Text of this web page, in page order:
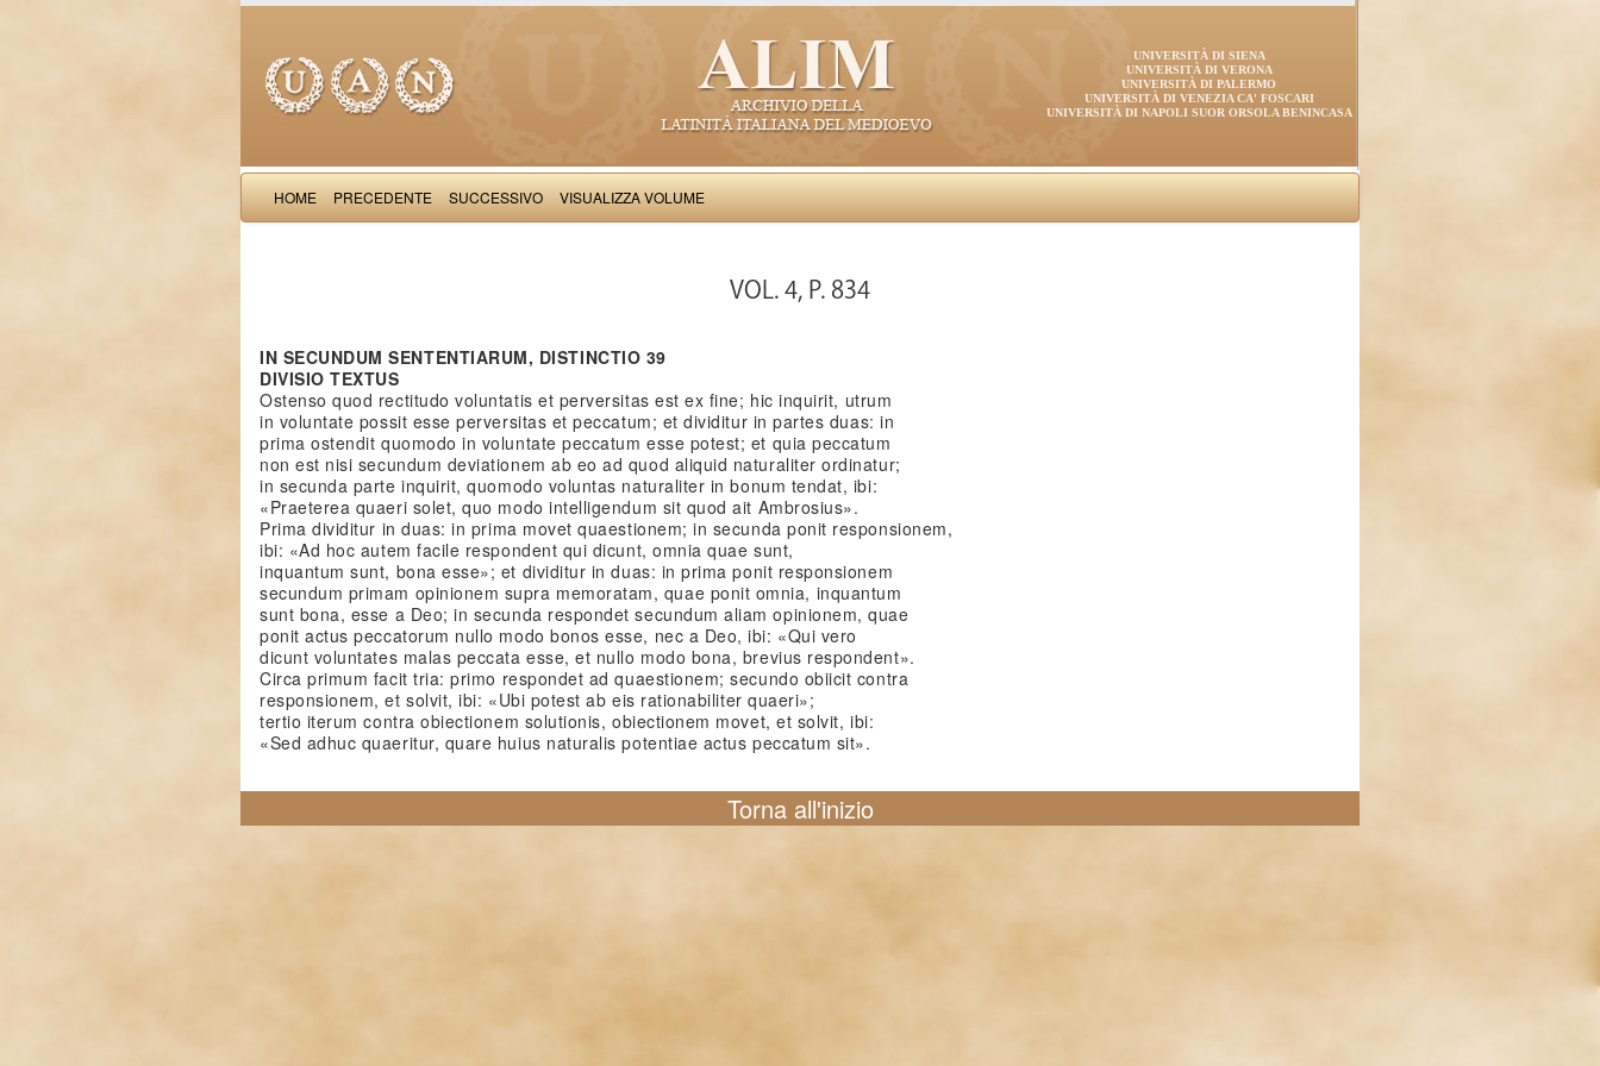
UNIVERSITÀ DI SIENA
UNIVERSITÀ DI VERONA
UNIVERSITÀ DI PALERMO
UNIVERSITÀ DI VENEZIA CA' FOSCARI
UNIVERSITÀ DI NAPOLI SUOR ORSOLA BENINCASA
HOME PRECEDENTE SUCCESSIVO VISUALIZZA VOLUME
VOL. 4, P. 834
IN SECUNDUM SENTENTIARUM, DISTINCTIO 39
DIVISIO TEXTUS
Ostenso quod rectitudo voluntatis et perversitas est ex fine; hic inquirit, utrum
in voluntate possit esse perversitas et peccatum; et dividitur in partes duas: in
prima ostendit quomodo in voluntate peccatum esse potest; et quia peccatum
non est nisi secundum deviationem ab eo ad quod aliquid naturaliter ordinatur;
in secunda parte inquirit, quomodo voluntas naturaliter in bonum tendat, ibi:
«Praeterea quaeri solet, quo modo intelligendum sit quod ait Ambrosius».
Prima dividitur in duas: in prima movet quaestionem; in secunda ponit responsionem,
ibi: «Ad hoc autem facile respondent qui dicunt, omnia quae sunt,
inquantum sunt, bona esse»; et dividitur in duas: in prima ponit responsionem
secundum primam opinionem supra memoratam, quae ponit omnia, inquantum
sunt bona, esse a Deo; in secunda respondet secundum aliam opinionem, quae
ponit actus peccatorum nullo modo bonos esse, nec a Deo, ibi: «Qui vero
dicunt voluntates malas peccata esse, et nullo modo bona, brevius respondent».
Circa primum facit tria: primo respondet ad quaestionem; secundo obiicit contra
responsionem, et solvit, ibi: «Ubi potest ab eis rationabiliter quaeri»;
tertio iterum contra obiectionem solutionis, obiectionem movet, et solvit, ibi:
«Sed adhuc quaeritur, quare huius naturalis potentiae actus peccatum sit».
Torna all'inizio